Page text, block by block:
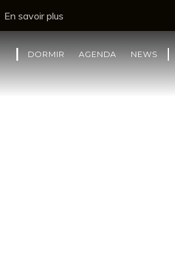
En savoir plus
DORMIR AGENDA NEWS